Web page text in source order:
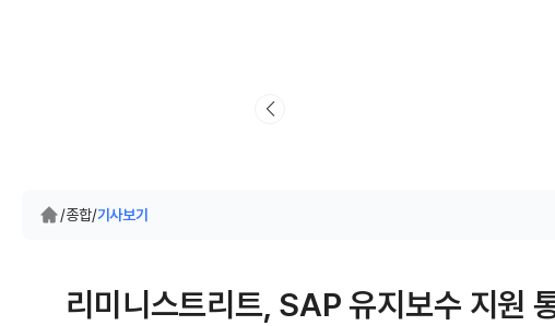
/종합/기사보기
리미니스트리트, SAP 유지보수 지원